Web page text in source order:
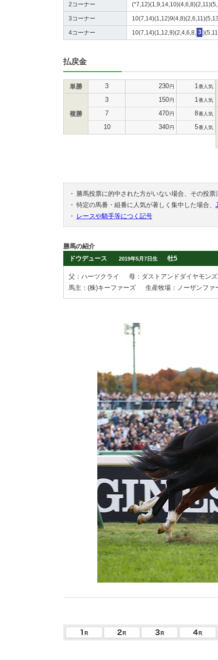
2コーナー
3コーナー
4コーナー 10(7,14)(1,12,9)(2,4,6,8, 3
払戻金
単勝 3 230円 1 番人気
複勝
3 150円 1 番人気
7 470円 8番人気
10 340円 5番人気
・
勝馬投票に的中された方がいない場合、その投
・ 特定の馬番・組番に人気が著しく集中した場合、
・
レースや騎手等につく記号
勝馬の紹介
ドウデュース
2019年5月7日生 牡5
父：ハーツクライ
母：ダストアンドダイヤモンズ
馬主：(株)キーファーズ
生産牧場：ノーザンファ